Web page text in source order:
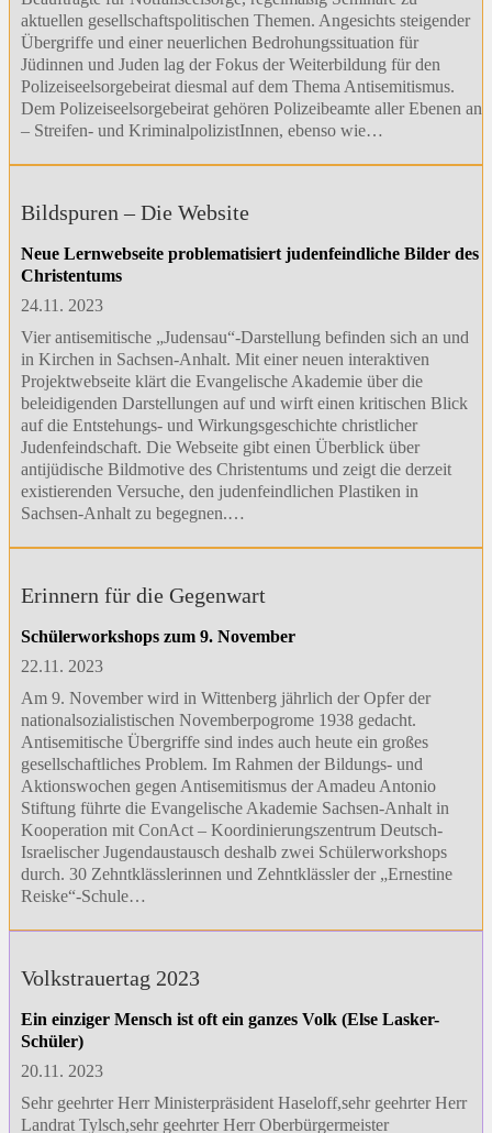
aktuellen gesellschaftspolitischen Themen. Angesichts steigender
Übergriffe und einer neuerlichen Bedrohungssituation für
Jüdinnen und Juden lag der Fokus der Weiterbildung für den
Polizeiseelsorgebeirat diesmal auf dem Thema Antisemitismus.
Dem Polizeiseelsorgebeirat gehören Polizeibeamte aller Ebenen an
– Streifen- und KriminalpolizistInnen, ebenso wie…
Bildspuren – Die Website
Neue Lernwebseite problematisiert judenfeindliche Bilder des
Christentums
24.11. 2023
Vier antisemitische „Judensau“-Darstellung befinden sich an und
in Kirchen in Sachsen-Anhalt. Mit einer neuen interaktiven
Projektwebseite klärt die Evangelische Akademie über die
beleidigenden Darstellungen auf und wirft einen kritischen Blick
auf die Entstehungs- und Wirkungsgeschichte christlicher
Judenfeindschaft. Die Webseite gibt einen Überblick über
antijüdische Bildmotive des Christentums und zeigt die derzeit
existierenden Versuche, den judenfeindlichen Plastiken in
Sachsen-Anhalt zu begegnen.…
Erinnern für die Gegenwart
Schülerworkshops zum 9. November
22.11. 2023
Am 9. November wird in Wittenberg jährlich der Opfer der
nationalsozialistischen Novemberpogrome 1938 gedacht.
Antisemitische Übergriffe sind indes auch heute ein großes
gesellschaftliches Problem. Im Rahmen der Bildungs- und
Aktionswochen gegen Antisemitismus der Amadeu Antonio
Stiftung führte die Evangelische Akademie Sachsen-Anhalt in
Kooperation mit ConAct – Koordinierungszentrum Deutsch-
Israelischer Jugendaustausch deshalb zwei Schülerworkshops
durch. 30 Zehntklässlerinnen und Zehntklässler der „Ernestine
Reiske“-Schule…
Volkstrauertag 2023
Ein einziger Mensch ist oft ein ganzes Volk (Else Lasker-
Schüler)
20.11. 2023
Sehr geehrter Herr Ministerpräsident Haseloff,sehr geehrter Herr
Landrat Tylsch,sehr geehrter Herr Oberbürgermeister